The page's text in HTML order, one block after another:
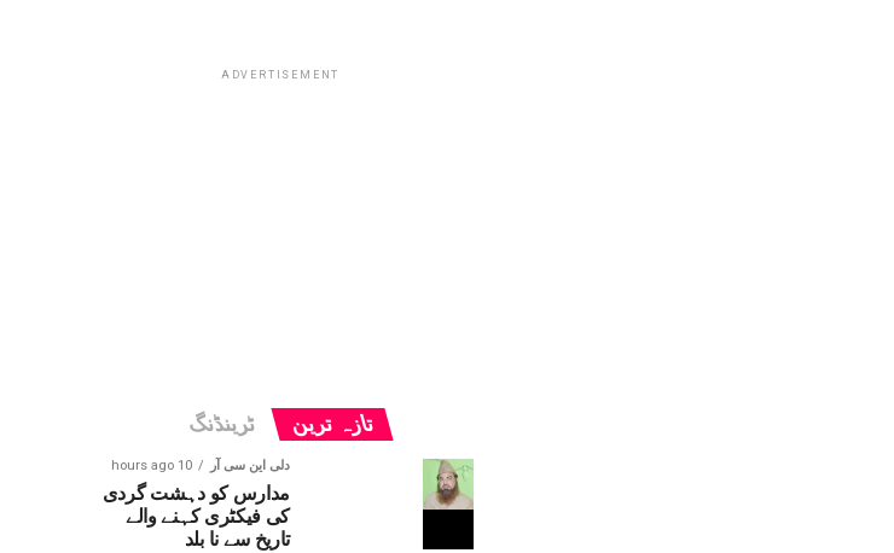
ADVERTISEMENT
تازہ ترین ٹرینڈنگ
دلی این سی آر 10 hours ago
مدارس کو دہشت گردی
کی فیکٹری کہنے والے
تاریخ سے نا بلد